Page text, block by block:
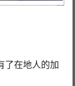
了在地人的加